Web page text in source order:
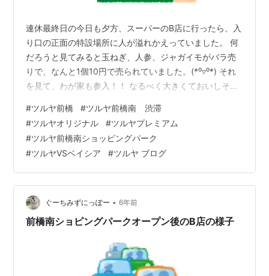
連休最終日の今日も夕方、スーパーのB店に行ったら、入
り口の正面の特設場所に人が溢れかえっていました。 何
だろうと見てみると玉ねぎ、人参、ジャガイモがバラ売
りで、なんと1個10円で売られていました。(*⁰▿⁰*) それ
を見て、わが家も参入！！ なるべく大きくておいしそう
りです。 バラのジャガイモと人参、玉ねぎの山の真ん中
にいるのが、顔なじみの店員さんでした。 口八丁手八丁
で「はい！ジャガイモ1個10円ですよ〜」とアナウンスし
ながら、どんどん売れてく野菜の補充に余念がありませ
ん。 忙しい中話をうかがうと、「根菜類の補充は重くて
大変💦」と言いながらも…
#ツルヤ前橋 #ツルヤ前橋南 渋滞
#ツルヤオリジナル #ツルヤプレミアム
#ツルヤ前橋南ショッピングパーク
#ツルヤVSベイシア #ツルヤ ブログ
ぐーちみずにっぽー • 6年前
前橋南ショピングパークオープン後のB店の様子